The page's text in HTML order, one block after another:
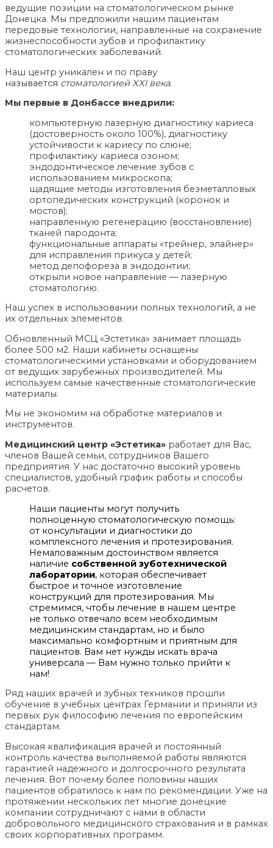
ведущие позиции на стоматологическом рынке
Донецка. Мы предложили нашим пациентам
передовые технологии, направленные на сохранение
жизнеспособности зубов и профилактику
стоматологических заболеваний.
Наш центр уникален и по праву
называется стоматологией XXI века.
Мы первые в Донбассе внедрили:
компьютерную лазерную диагностику кариеса
(достоверность около 100%), диагностику
устойчивости к кариесу по слюне;
профилактику кариеса озоном;
эндодонтическое лечение зубов с
использованием микроскопа;
щадящие методы изготовления безметалловых
ортопедических конструкций (коронок и
мостов);
направленную регенерацию (восстановление)
тканей пародонта;
функциональные аппараты «трейнер, элайнер»
для исправления прикуса у детей;
метод депофореза в эндодонтии;
открыли новое направление — лазерную
стоматологию.
Наш успех в использовании полных технологий, а не
их отдельных элементов.
Обновленный МСЦ «Эстетика» занимает площадь
более 500 м2. Наши кабинеты оснащены
стоматологическими установками и оборудованием
от ведущих зарубежных производителей. Мы
используем самые качественные стоматологические
материалы.
Мы не экономим на обработке материалов и
инструментов.
Медицинский центр «Эстетика» работает для Вас,
членов Вашей семьи, сотрудников Вашего
предприятия. У нас достаточно высокий уровень
специалистов, удобный график работы и способы
расчетов.
Наши пациенты могут получить
полноценную стоматологическую помощь:
от консультации и диагностики до
комплексного лечения и протезирования.
Немаловажным достоинством является
наличие собственной зуботехнической
лаборатории, которая обеспечивает
быстрое и точное изготовление
конструкций для протезирования. Мы
стремимся, чтобы лечение в нашем центре
не только отвечало всем необходимым
медицинским стандартам, но и было
максимально комфортным и приятным для
пациентов. Вам нет нужды искать врача
универсала — Вам нужно только прийти к
нам!
Ряд наших врачей и зубных техников прошли
обучение в учебных центрах Германии и приняли из
первых рук философию лечения по европейским
стандартам.
Высокая квалификация врачей и постоянный
контроль качества выполняемой работы являются
гарантией надежного и долгосрочного результата
лечения. Вот почему более половины наших
пациентов обратилось к нам по рекомендации. Уже на
протяжении нескольких лет многие донецкие
компании сотрудничают с нами в области
добровольного медицинского страхования и в рамках
своих корпоративных программ.